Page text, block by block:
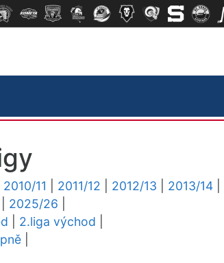
2010/11 2011/12 2012/13 2013/14
2025/26
2.liga východ